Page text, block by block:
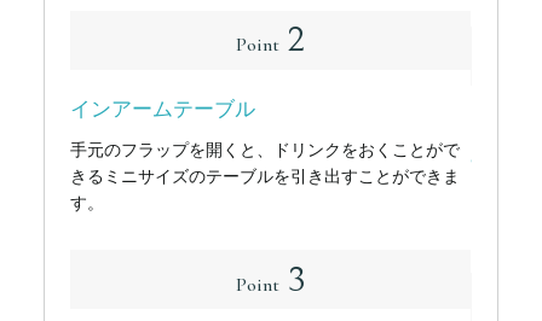
Point 2
インアームテーブル
手元のフラップを開くと、ドリンクをおくことがで
きるミニサイズのテーブルを引き出すことができま
す。
Point 3
&ドリ